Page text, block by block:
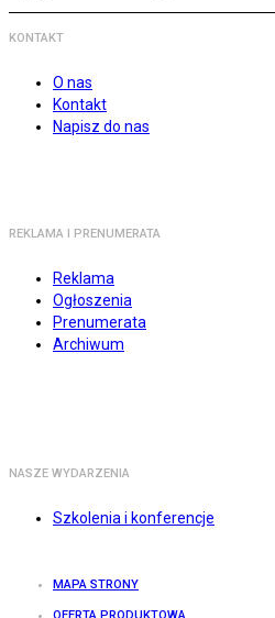
KONTAKT
O nas
Kontakt
Napisz do nas
REKLAMA I PRENUMERATA
Reklama
Ogłoszenia
Prenumerata
Archiwum
NASZE WYDARZENIA
Szkolenia i konferencje
MAPA STRONY